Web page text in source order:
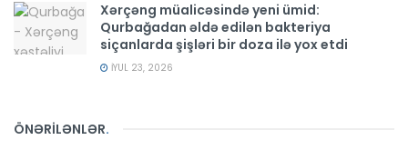
Xərçəng müalicəsində yeni ümid:
Qurbağadan əldə edilən bakteriya
siçanlarda şişləri bir doza ilə yox etdi
İYUL 23, 2026
ÖNƏRİLƏNLƏR.